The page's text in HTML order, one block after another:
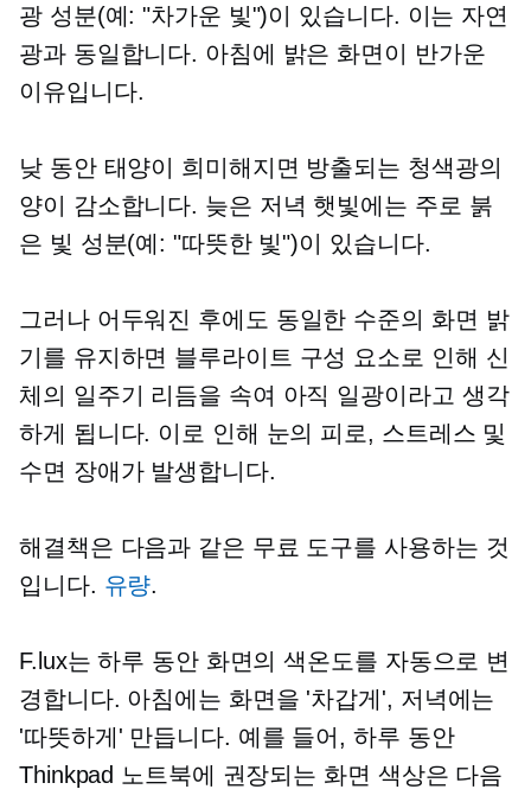
광 성분(예: "차가운 빛")이 있습니다. 이는 자연
광과 동일합니다. 아침에 밝은 화면이 반가운
이유입니다.
낮 동안 태양이 희미해지면 방출되는 청색광의
양이 감소합니다. 늦은 저녁 햇빛에는 주로 붉
은 빛 성분(예: "따뜻한 빛")이 있습니다.
그러나 어두워진 후에도 동일한 수준의 화면 밝
기를 유지하면 블루라이트 구성 요소로 인해 신
체의 일주기 리듬을 속여 아직 일광이라고 생각
하게 됩니다. 이로 인해 눈의 피로, 스트레스 및
수면 장애가 발생합니다.
해결책은 다음과 같은 무료 도구를 사용하는 것
입니다. 유량.
F.lux는 하루 동안 화면의 색온도를 자동으로 변
경합니다. 아침에는 화면을 '차갑게', 저녁에는
'따뜻하게' 만듭니다. 예를 들어, 하루 동안
Thinkpad 노트북에 권장되는 화면 색상은 다음